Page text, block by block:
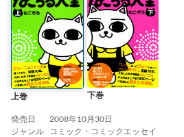
上巻 下巻
発売日
2008年10月30日
ジャンル
コミック・コミックエッセイ